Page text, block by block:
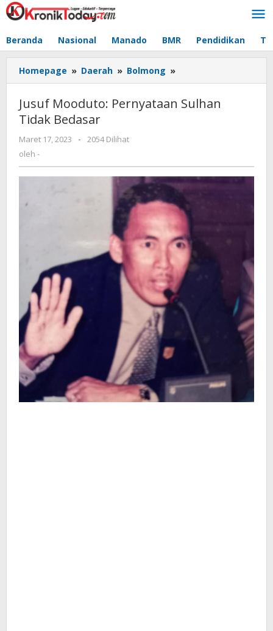
Lewati
ke
Beranda Nasional Manado BMR Pendidikan
Homepage » Daerah » Bolmong »
Mooduto:
Pernyataan
Sulhan
Jusuf Mooduto: Pernyataan Sulhan
Tidak Bedasar
Maret 17, 2023
oleh
-
2054 Dilihat
oleh -